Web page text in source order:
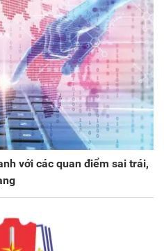
với các quan điểm sai trái,